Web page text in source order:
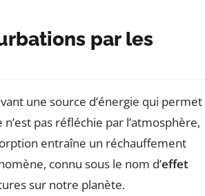
par les
une source d’énergie qui permet
pas réfléchie par l’atmosphère,
entraîne un réchauffement
connu sous le nom d’effet
sur notre planète.